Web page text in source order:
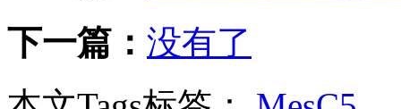
下一篇： 没有了